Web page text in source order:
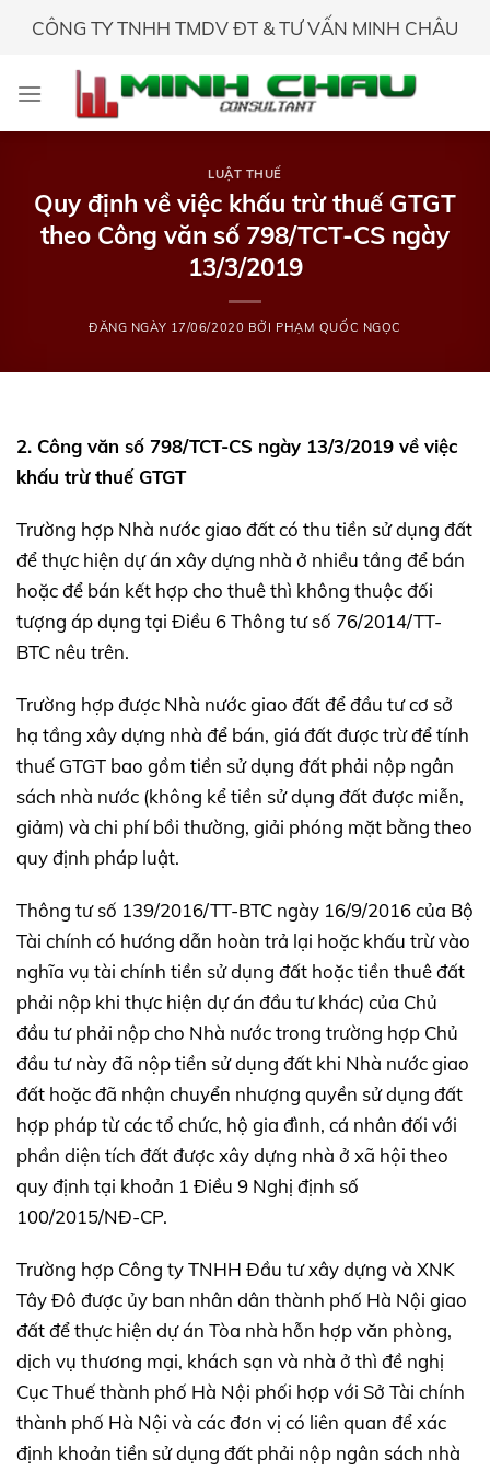
CÔNG TY TNHH TMDV ĐT & TƯ VẤN MINH CHÂU
LUẬT THUẾ
Quy định về việc khấu trừ thuế GTGT
theo Công văn số 798/TCT-CS ngày
13/3/2019
ĐĂNG NGÀY 17/06/2020 BỞI PHẠM QUỐC NGỌC
2. Công văn số 798/TCT-CS ngày 13/3/2019 về việc
khấu trừ thuế GTGT
Trường hợp Nhà nước giao đất có thu tiền sử dụng đất
để thực hiện dự án xây dựng nhà ở nhiều tầng để bán
hoặc để bán kết hợp cho thuê thì không thuộc đối
tượng áp dụng tại Điều 6 Thông tư số 76/2014/TT-
BTC nêu trên.
Trường hợp được Nhà nước giao đất để đầu tư cơ sở
hạ tầng xây dựng nhà để bán, giá đất được trừ để tính
thuế GTGT bao gồm tiền sử dụng đất phải nộp ngân
sách nhà nước (không kể tiền sử dụng đất được miễn,
giảm) và chi phí bồi thường, giải phóng mặt bằng theo
quy định pháp luật.
Thông tư số 139/2016/TT-BTC ngày 16/9/2016 của Bộ
Tài chính có hướng dẫn hoàn trả lại hoặc khấu trừ vào
nghĩa vụ tài chính tiền sử dụng đất hoặc tiền thuê đất
phải nộp khi thực hiện dự án đầu tư khác) của Chủ
đầu tư phải nộp cho Nhà nước trong trường hợp Chủ
đầu tư này đã nộp tiền sử dụng đất khi Nhà nước giao
đất hoặc đã nhận chuyển nhượng quyền sử dụng đất
hợp pháp từ các tổ chức, hộ gia đình, cá nhân đối với
phần diện tích đất được xây dựng nhà ở xã hội theo
quy định tại khoản 1 Điều 9 Nghị định số
100/2015/NĐ-CP.
Trường hợp Công ty TNHH Đầu tư xây dựng và XNK
Tây Đô được ủy ban nhân dân thành phố Hà Nội giao
đất để thực hiện dự án Tòa nhà hỗn hợp văn phòng,
dịch vụ thương mại, khách sạn và nhà ở thì đề nghị
Cục Thuế thành phố Hà Nội phối hợp với Sở Tài chính
thành phố Hà Nội và các đơn vị có liên quan để xác
định khoản tiền sử dụng đất phải nộp ngân sách nhà